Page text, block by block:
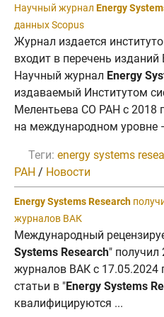
Научный журнал Energy
данных Scopus
Журнал издается
входит в перечень изданий
Научный журнал Energy
издаваемый Институтом
Мелентьева СО РАН с 2018
на международном уровне
Теги: energy systems
РАН / Новости
Energy Systems Research
журналов ВАК
Международный
Systems Research" получил
журналов ВАК c 17.05.2024
статьи в "Energy Systems
квалифицируются ...